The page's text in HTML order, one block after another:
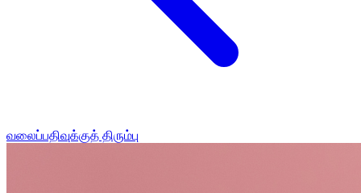
வலைப்பதிவுக்குத் திரும்பு